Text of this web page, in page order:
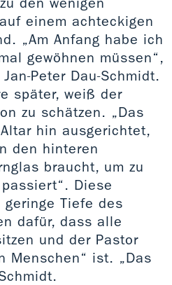
einem achteckigen
„Am Anfang habe ich
gewöhnen müssen“,
Peter Dau-Schmidt.
später, weiß der
zu schätzen. „Das
hin ausgerichtet,
den hinteren
braucht, um zu
Diese
Tiefe des
dafür, dass alle
und der Pastor
Menschen“ ist. „Das